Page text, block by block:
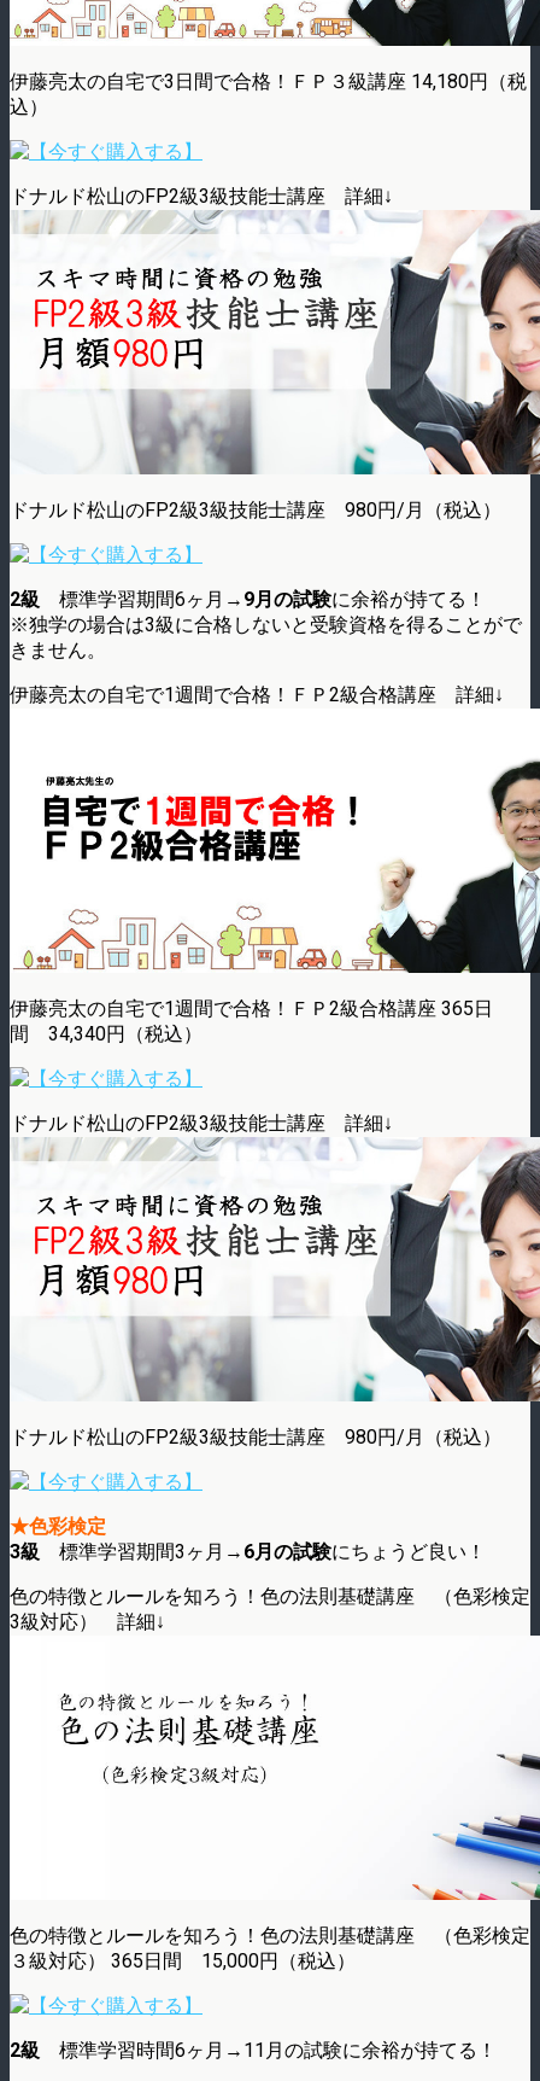
伊藤亮太の自宅で3日間で合格！ＦＰ３級講座 14,180円（税
込）
ドナルド松山のFP2級3級技能士講座 詳細↓
ドナルド松山のFP2級3級技能士講座 980円/月（税込）
2級 標準学習期間6ヶ月→ 9月の試験に余裕が持てる！
※独学の場合は3級に合格しないと受験資格を得ることがで
きません。
伊藤亮太の自宅で1週間で合格！ＦＰ2級合格講座 詳細↓
伊藤亮太の自宅で1週間で合格！ＦＰ2級合格講座 365日
間 34,340円（税込）
ドナルド松山のFP2級3級技能士講座 詳細↓
ドナルド松山のFP2級3級技能士講座 980円/月（税込）
★色彩検定
3級 標準学習期間3ヶ月→ 6月の試験にちょうど良い！
色の特徴とルールを知ろう！色の法則基礎講座 （色彩検定
3級対応） 詳細↓
色の特徴とルールを知ろう！色の法則基礎講座 （色彩検定
３級対応） 365日間 15,000円（税込）
2級 標準学習時間6ヶ月→11月の試験に余裕が持てる！